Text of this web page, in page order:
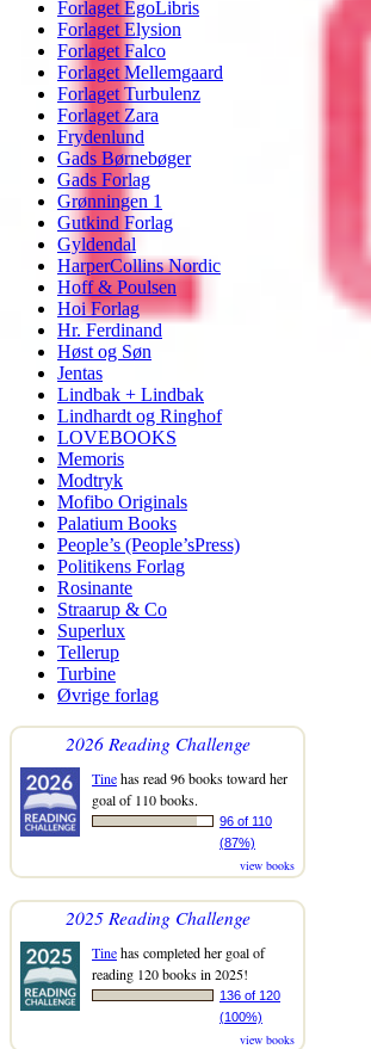
Forlaget EgoLibris
Forlaget Elysion
Forlaget Falco
Forlaget Mellemgaard
Forlaget Turbulenz
Forlaget Zara
Frydenlund
Gads Børnebøger
Gads Forlag
Grønningen 1
Gutkind Forlag
Gyldendal
HarperCollins Nordic
Hoff & Poulsen
Hoi Forlag
Hr. Ferdinand
Høst og Søn
Jentas
Lindbak + Lindbak
Lindhardt og Ringhof
LOVEBOOKS
Memoris
Modtryk
Mofibo Originals
Palatium Books
People’s (People’sPress)
Politikens Forlag
Rosinante
Straarup & Co
Superlux
Tellerup
Turbine
Øvrige forlag
2026 Reading Challenge
Tinehas read 96 books toward her
goal of 110 books.
96 of 110
(87%)
view books
2025 Reading Challenge
Tinehas completed her goal of
reading 120 books in 2025!
136 of 120
(100%)
view books